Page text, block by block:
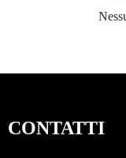
CONTATTI